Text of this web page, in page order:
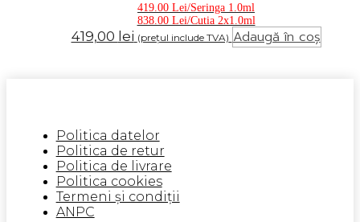
419.00 Lei/Seringa 1.0ml
838.00 Lei/Cutia 2x1.0ml
419,00 lei (prețul include TVA) Adaugă în coș
Politica datelor
Politica de retur
Politica de livrare
Politica cookies
Termeni și condiții
ANPC